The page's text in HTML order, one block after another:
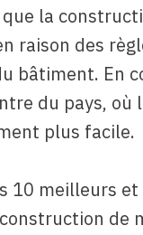
la
raison des
bâtiment. En
du pays,
plus facile.
10 meilleurs
de